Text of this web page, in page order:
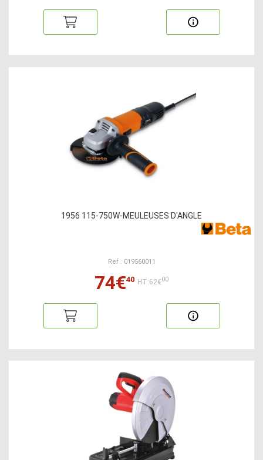
1956 115-750W-MEULEUSES D'ANGLE
Ref : 019560011
74€40 HT:62€00